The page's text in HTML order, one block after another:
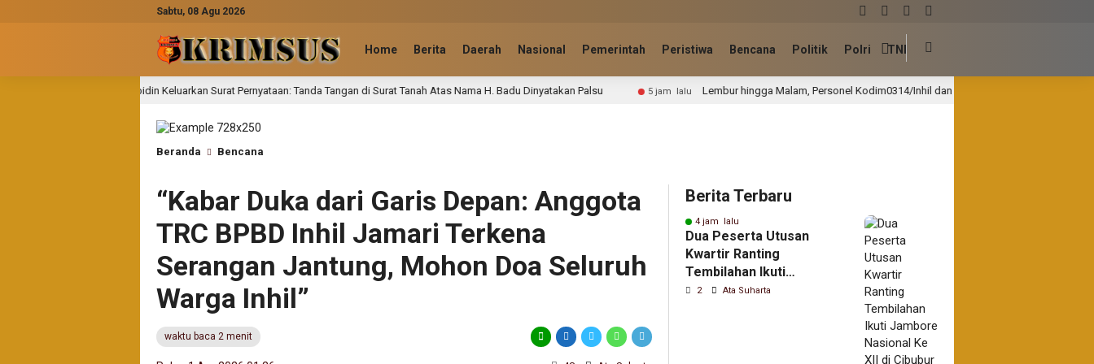
Sabtu, 08 Agu 2026
Home Berita Daerah Nasional Pemerintah Peristiwa Bencana Politik Polri TNI
Abidin Keluarkan Surat Pernyataan: Tanda Tangan di Surat Tanah Atas Nama H. Badu Dinyatakan Palsu 5 jam lalu Lembur hingga Malam, Personel Kodim0314/Inhil dan Warga Pacu Progres Pembangunan Jembatan
Beranda Bencana
“Kabar Duka dari Garis Depan: Anggota
TRC BPBD Inhil Jamari Terkena
Serangan Jantung, Mohon Doa Seluruh
Warga Inhil”
waktu baca 2 menit
Berita Terbaru
4 jam lalu
Dua Peserta Utusan
Kwartir Ranting
Tembilahan Ikuti
Jambore Nasional Ke XII
2 Ata Suharta